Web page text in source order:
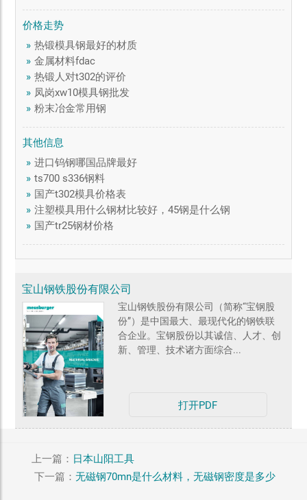
价格走势
» 热锻模具钢最好的材质
» 金属材料fdac
» 热锻人对t302的评价
» 凤岗xw10模具钢批发
» 粉末冶金常用钢
其他信息
» 进口钨钢哪国品牌最好
» ts700 s336钢料
» 国产t302模具价格表
» 注塑模具用什么钢材比较好，45钢是什么钢
» 国产tr25钢材价格
宝山钢铁股份有限公司
宝山钢铁股份有限公司（简称“宝钢股
份”）是中国最大、最现代化的钢铁联
合企业。宝钢股份以其诚信、人才、创
新、管理、技术诸方面综合...
打开PDF
上一篇： 日本山阳工具
下一篇：无磁钢70mn是什么材料，无磁钢密度是多少